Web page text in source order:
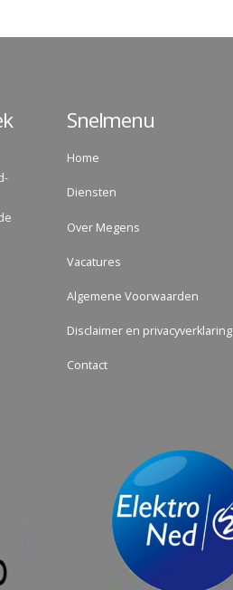
Snelmenu
Home
Diensten
Over Megens
Vacatures
Algemene Voorwaarden
Disclaimer en privacyverklaring
Contact